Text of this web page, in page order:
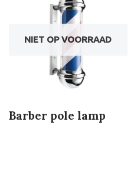
NIET OP VOORRAAD
Barber pole lamp